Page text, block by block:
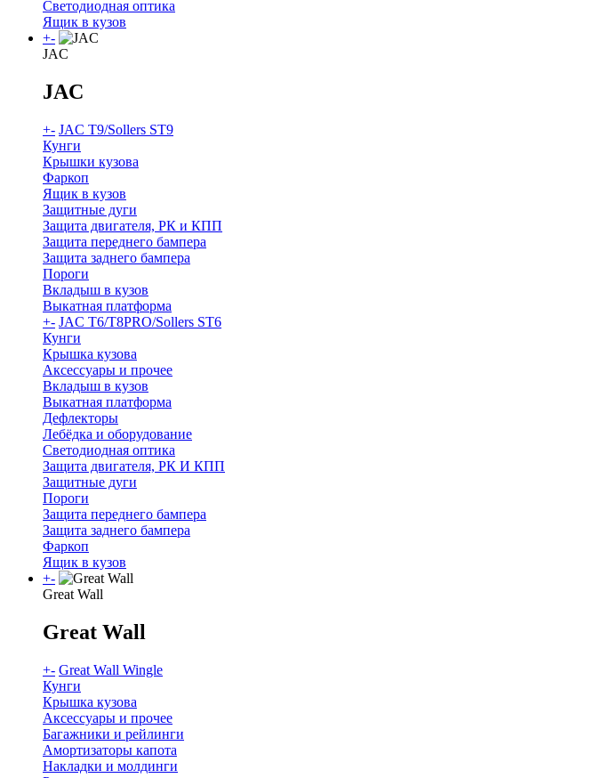
Светодиодная оптика
Ящик в кузов
+-
JAC
JAC
+- JAC T9/Sollers ST9
Кунги
Крышки кузова
Фаркоп
Ящик в кузов
Защитные дуги
Защита двигателя, РК и КПП
Защита переднего бампера
Защита заднего бампера
Пороги
Вкладыш в кузов
Выкатная платформа
+- JAC T6/T8PRO/Sollers ST6
Кунги
Крышка кузова
Аксессуары и прочее
Вкладыш в кузов
Выкатная платформа
Дефлекторы
Лебёдка и оборудование
Светодиодная оптика
Защита двигателя, РК И КПП
Защитные дуги
Пороги
Защита переднего бампера
Защита заднего бампера
Фаркоп
Ящик в кузов
+-
Great Wall
Great Wall
+- Great Wall Wingle
Кунги
Крышка кузова
Аксессуары и прочее
Багажники и рейлинги
Амортизаторы капота
Накладки и молдинги